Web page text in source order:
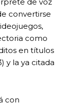
convertirse
como
en títulos
y la ya citada
con